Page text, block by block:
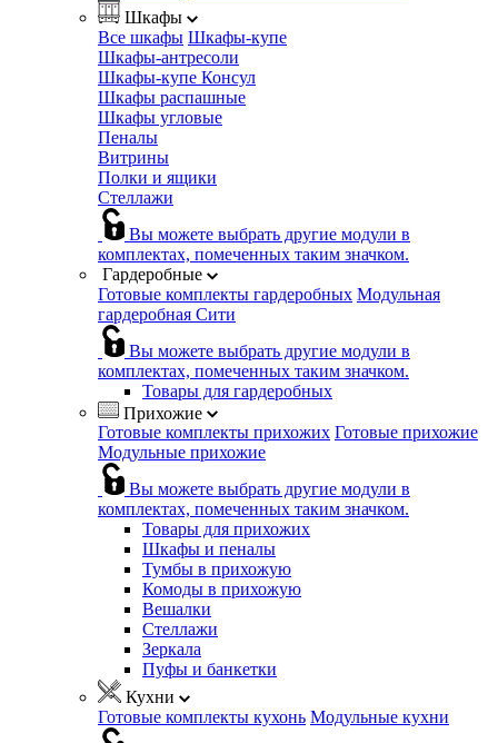
Шкафы
Все шкафы Шкафы-купе
Шкафы-антресоли
Шкафы-купе Консул
Шкафы распашные
Шкафы угловые
Пеналы
Витрины
Полки и ящики
Стеллажи
Вы можете выбрать другие модули в
комплектах, помеченных таким значком.
Гардеробные
Готовые комплекты гардеробных Модульная
гардеробная Сити
Вы можете выбрать другие модули в
комплектах, помеченных таким значком.
Товары для гардеробных
Прихожие
Готовые комплекты прихожих Готовые прихожие
Модульные прихожие
Вы можете выбрать другие модули в
комплектах, помеченных таким значком.
Товары для прихожих
Шкафы и пеналы
Тумбы в прихожую
Комоды в прихожую
Вешалки
Стеллажи
Зеркала
Пуфы и банкетки
Кухни
Готовые комплекты кухонь Модульные кухни